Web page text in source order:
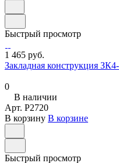
Быстрый просмотр
1 465 руб.
Закладная конструкция
0
В наличии
Арт. P2720
В корзину В корзине
Быстрый просмотр